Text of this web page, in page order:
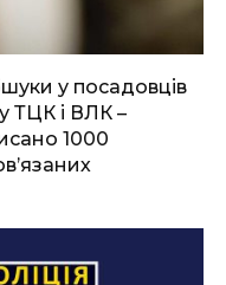
у посадовців
ТЦК і ВЛК –
1000